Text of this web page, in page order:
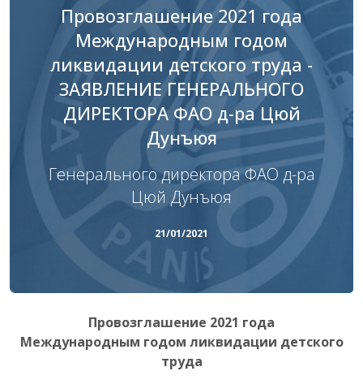
Провозглашение 2021 года
Международным годом
ликвидации детского труда -
ЗАЯВЛЕНИЕ ГЕНЕРАЛЬНОГО
ДИРЕКТОРА ФАО д-ра Цюй
Дунъюя
Генерального директора ФАО д-ра
Цюй Дунъюя
21/01/2021
Провозглашение 2021 года
Международным годом ликвидации детского
труда